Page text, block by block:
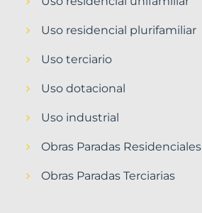
Uso residencial plurifamiliar
Uso terciario
Uso dotacional
Uso industrial
Obras Paradas Residenciales
Obras Paradas Terciarias